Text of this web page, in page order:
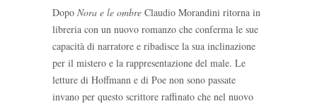
Dopo Nora e le ombre Claudio Morandini ritorna in
libreria con un nuovo romanzo che conferma le sue
capacità di narratore e ribadisce la sua inclinazione
per il mistero e la rappresentazione del male. Le
letture di Hoffmann e di Poe non sono passate
invano per questo scrittore raffinato che nel nuovo